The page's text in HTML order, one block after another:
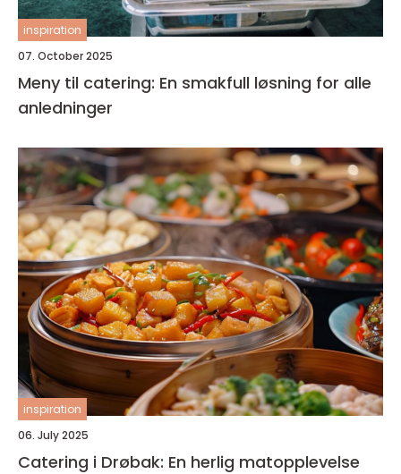
inspiration
07. October 2025
Meny til catering: En smakfull løsning for alle
anledninger
inspiration
06. July 2025
Catering i Drøbak: En herlig matopplevelse